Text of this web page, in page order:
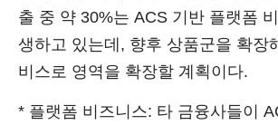
출 중 약 30%는 ACS 기반 플랫폼
생하고 있는데, 향후 상품군을 확장
비스로 영역을 확장할 계획이다.
* 플랫폼 비즈니스: 타 금융사들이